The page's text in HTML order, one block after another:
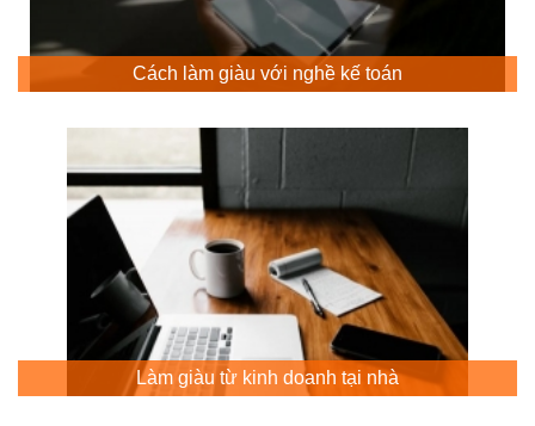
Cách làm giàu với nghề kế toán
Làm giàu từ kinh doanh tại nhà